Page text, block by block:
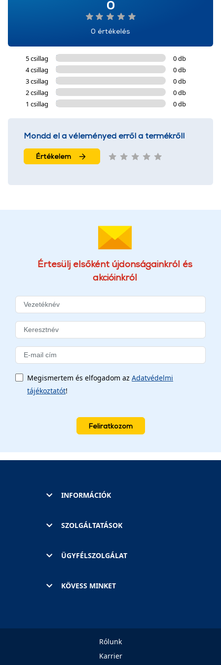
0
0 értékelés
5 csillag
0 db
4 csillag
0 db
3 csillag
0 db
2 csillag
0 db
1 csillag
0 db
Mondd el a véleményed erről a termékről!
Értékelem
Értesülj elsőként újdonságainkról és
akcióinkról
Megismertem és elfogadom az Adatvédelmi
tájékoztatót!
Feliratkozom
INFORMÁCIÓK
SZOLGÁLTATÁSOK
ÜGYFÉLSZOLGÁLAT
KÖVESS MINKET
Rólunk
Karrier